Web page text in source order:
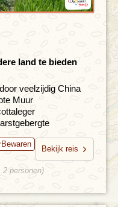
land te bieden
veelzijdig China
Muur
Bewaren
Bekijk reis
personen)